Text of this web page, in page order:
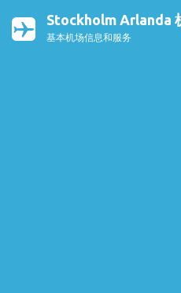
Stockholm Arlanda
基本机场信息和服务